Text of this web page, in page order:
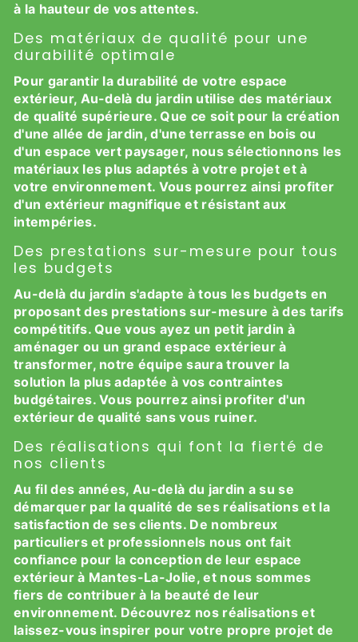
à la hauteur de vos attentes.
Des matériaux de qualité pour une
durabilité optimale
Pour garantir la durabilité de votre espace
extérieur, Au-delà du jardin utilise des matériaux
de qualité supérieure. Que ce soit pour la création
d'une allée de jardin, d'une terrasse en bois ou
d'un espace vert paysager, nous sélectionnons les
matériaux les plus adaptés à votre projet et à
votre environnement. Vous pourrez ainsi profiter
d'un extérieur magnifique et résistant aux
intempéries.
Des prestations sur-mesure pour tous
les budgets
Au-delà du jardin s'adapte à tous les budgets en
proposant des prestations sur-mesure à des tarifs
compétitifs. Que vous ayez un petit jardin à
aménager ou un grand espace extérieur à
transformer, notre équipe saura trouver la
solution la plus adaptée à vos contraintes
budgétaires. Vous pourrez ainsi profiter d'un
extérieur de qualité sans vous ruiner.
Des réalisations qui font la fierté de
nos clients
Au fil des années, Au-delà du jardin a su se
démarquer par la qualité de ses réalisations et la
satisfaction de ses clients. De nombreux
particuliers et professionnels nous ont fait
confiance pour la conception de leur espace
extérieur à Mantes-La-Jolie, et nous sommes
fiers de contribuer à la beauté de leur
environnement. Découvrez nos réalisations et
laissez-vous inspirer pour votre propre projet de